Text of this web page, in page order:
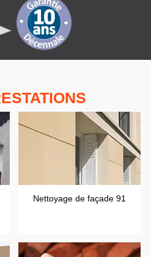
Nettoyage de façade 91